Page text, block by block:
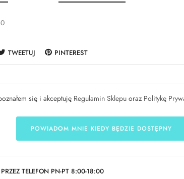
TWEETUJ PINTEREST
się i akceptuję Regulamin Sklepu oraz Politykę
POWIADOM MNIE KIEDY BĘDZIE DOSTĘPNY
TELEFON PN-PT 8:00-18:00